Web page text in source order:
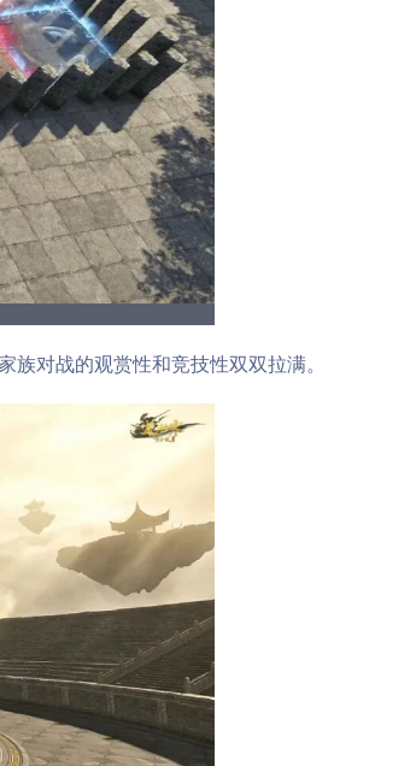
对战的观赏性和竞技性双双拉满。